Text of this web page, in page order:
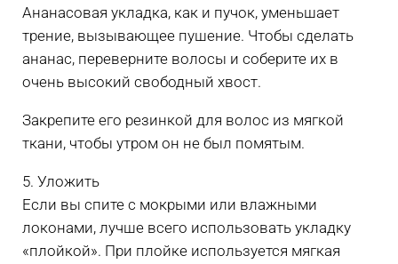
Ананасовая укладка, как и пучок, уменьшает
трение, вызывающее пушение. Чтобы сделать
ананас, переверните волосы и соберите их в
очень высокий свободный хвост.
Закрепите его резинкой для волос из мягкой
ткани, чтобы утром он не был помятым.
5. Уложить
Если вы спите с мокрыми или влажными
локонами, лучше всего использовать укладку
«плойкой». При плойке используется мягкая